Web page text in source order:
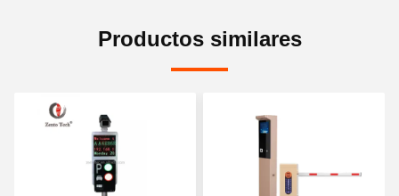
Productos similares